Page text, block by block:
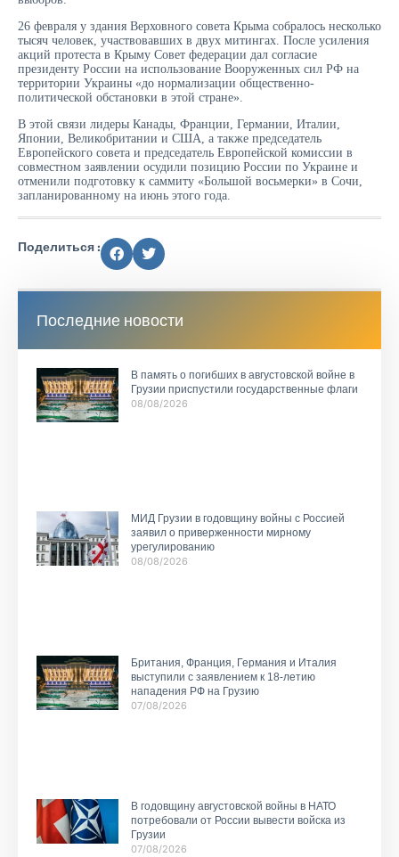
26 февраля у здания Верховного совета Крыма собралось несколько
тысяч человек, участвовавших в двух митингах. После усиления
акций протеста в Крыму Совет федерации дал согласие
президенту России на использование Вооруженных сил РФ на
территории Украины «до нормализации общественно-
политической обстановки в этой стране».
В этой связи лидеры Канады, Франции, Германии, Италии,
Японии, Великобритании и США, а также председатель
Европейского совета и председатель Европейской комиссии в
совместном заявлении осудили позицию России по Украине и
отменили подготовку к саммиту «Большой восьмерки» в Сочи,
запланированному на июнь этого года.
Поделиться :
Последние новости
В память о погибших в августовской войне в
Грузии приспустили государственные флаги
08/08/2026
МИД Грузии в годовщину войны с Россией
заявил о приверженности мирному
урегулированию
08/08/2026
Британия, Франция, Германия и Италия
выступили с заявлением к 18-летию
нападения РФ на Грузию
07/08/2026
В годовщину августовской войны в НАТО
потребовали от России вывести войска из
Грузии
07/08/2026